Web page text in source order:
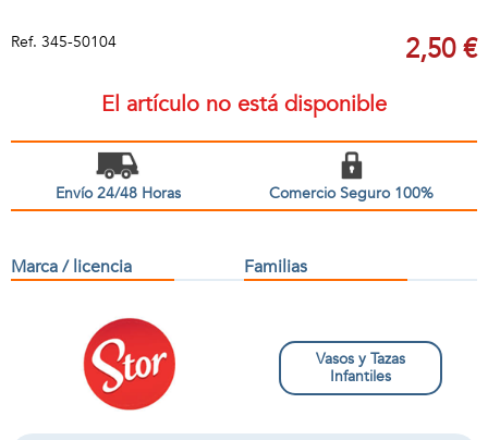
Ref. 345-50104 2,50 €
El artículo no está disponible
Envío 24/48 Horas Comercio Seguro 100%
Marca / licencia Familias
Vasos y Tazas
Infantiles